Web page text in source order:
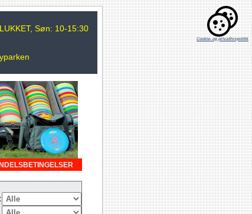
Søn: 10-15:30
Cookie- og privatlivspolitik